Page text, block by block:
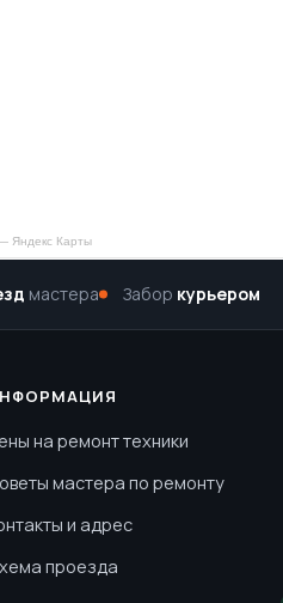
Яндекс Карты
мастера Забор курьером
на ремонт техники
мастера по ремонту
и адрес
проезда